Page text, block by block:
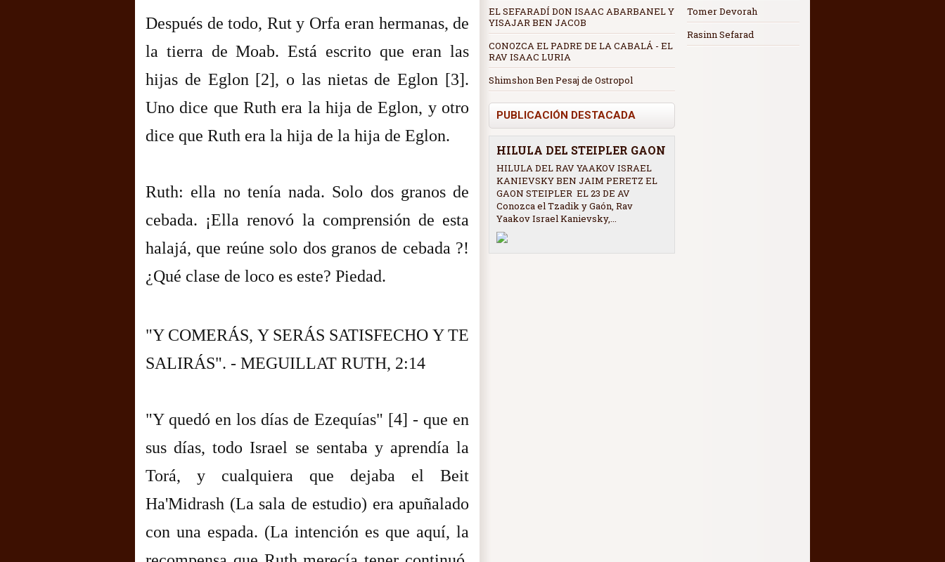
Después de todo, Rut y Orfa eran hermanas, de
la tierra de Moab. Está escrito que eran las
hijas de Eglon [2], o las nietas de Eglon [3].
Uno dice que Ruth era la hija de Eglon, y otro
dice que Ruth era la hija de la hija de Eglon.
Ruth: ella no tenía nada. Solo dos granos de
cebada. ¡Ella renovó la comprensión de esta
halajá, que reúne solo dos granos de cebada ?!
¿Qué clase de loco es este? Piedad.
"Y COMERÁS, Y SERÁS SATISFECHO Y TE
SALIRÁS". - MEGUILLAT RUTH, 2:14
"Y quedó en los días de Ezequías" [4] - que en
sus días, todo Israel se sentaba y aprendía la
Torá, y cualquiera que dejaba el Beit
Ha'Midrash (La sala de estudio) era apuñalado
con una espada. (La intención es que aquí, la
EL SEFARADÍ DON ISAAC ABARBANEL Y
YISAJAR BEN JACOB
CONOZCA EL PADRE DE LA CABALÁ - EL
RAV ISAAC LURIA
Shimshon Ben Pesaj de Ostropol
PUBLICACIÓN DESTACADA
HILULA DEL STEIPLER GAON
HILULA DEL RAV YAAKOV ISRAEL
KANIEVSKY BEN JAIM PERETZ EL
GAON STEIPLER EL 23 DE AV
Conozca el Tzadik y Gaón, Rav
Yaakov Israel Kanievsky,...
Tomer Devorah
Rasinn Sefarad